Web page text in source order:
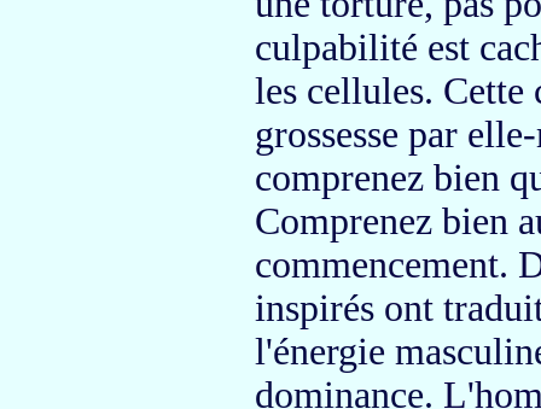
culpabilité est
les cellules. Cette
grossesse par
comprenez bien
Comprenez bien
commencement.
inspirés ont
l'énergie
dominance.